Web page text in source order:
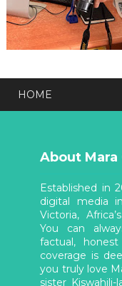
HOME
About
Established in
digital media
Victoria,
You can
factual,
coverage is
you truly love
sister Kiswahili-